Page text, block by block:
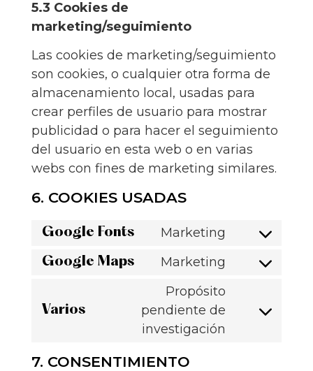
5.3 Cookies de
marketing/seguimiento
Las cookies de marketing/seguimiento
son cookies, o cualquier otra forma de
almacenamiento local, usadas para
crear perfiles de usuario para mostrar
publicidad o para hacer el seguimiento
del usuario en esta web o en varias
webs con fines de marketing similares.
6. COOKIES USADAS
Google Fonts Marketing
Google Maps Marketing
Varios
Propósito
pendiente de
investigación
7. CONSENTIMIENTO